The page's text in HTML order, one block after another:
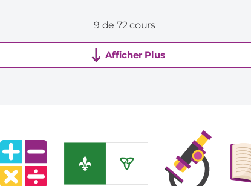
9 de 72 cours
Afficher Plus